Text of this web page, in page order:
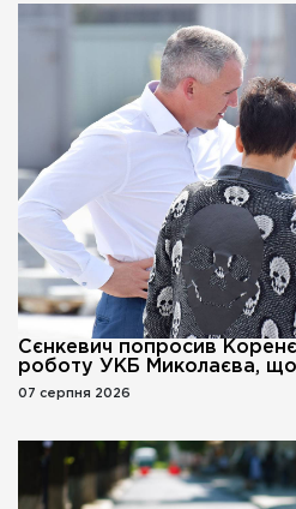
Сєнкевич попросив
роботу УКБ Миколаєва,
07 серпня 2026